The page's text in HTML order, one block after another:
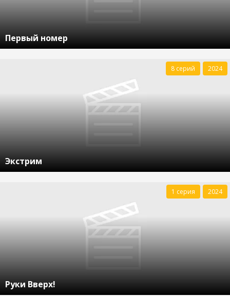
Первый номер
Экстрим
8 серий 2024
Руки Вверх!
1 серия 2024